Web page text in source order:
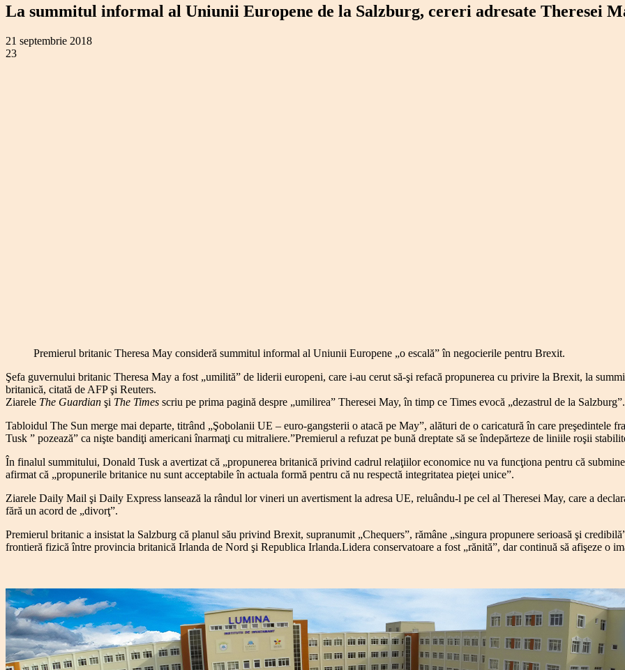
La summitul informal al Uniunii Europene de la Salzburg, cereri adresate Theresei
21 septembrie 2018
23
Premierul britanic Theresa May consideră summitul informal al Uniunii Europene „o escală” în negocierile pentru Brexit.
Şefa guvernului britanic Theresa May a fost „umilită” de liderii europeni, care i-au cerut să-şi refacă propunerea cu privire la Brexit, la
britanică, citată de AFP şi Reuters.
Ziarele The Guardian şi The Times scriu pe prima pagină despre „umilirea” Theresei May, în timp ce Times evocă „dezastrul de la Salzburg”.
Tabloidul The Sun merge mai departe, titrând „Şobolanii UE – euro-gangsterii o atacă pe May”, alături de o caricatură în care preşedintele
Tusk ” pozează” ca nişte bandiţi americani înarmaţi cu mitraliere.”Premierul a refuzat pe bună dreptate să se îndepărteze de liniile roşii
În finalul summitului, Donald Tusk a avertizat că „propunerea britanică privind cadrul relaţiilor economice nu va funcţiona pentru că
afirmat că „propunerile britanice nu sunt acceptabile în actuala formă pentru că nu respectă integritatea pieţei unice”.
Ziarele Daily Mail şi Daily Express lansează la rândul lor vineri un avertisment la adresa UE, reluându-l pe cel al Theresei May, care a
fără un acord de „divorţ”.
Premierul britanic a insistat la Salzburg că planul său privind Brexit, supranumit „Chequers”, rămâne „singura propunere serioasă şi
frontieră fizică între provincia britanică Irlanda de Nord şi Republica Irlanda.Lidera conservatoare a fost „rănită”, dar continuă să afişeze o